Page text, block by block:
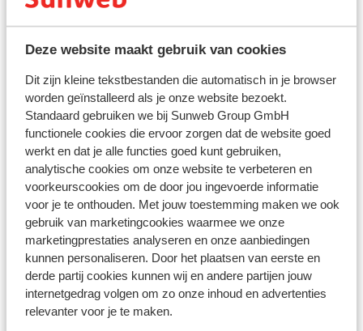
Deze website maakt gebruik van cookies
Dit zijn kleine tekstbestanden die automatisch in je browser
worden geïnstalleerd als je onze website bezoekt.
Standaard gebruiken we bij Sunweb Group GmbH
functionele cookies die ervoor zorgen dat de website goed
werkt en dat je alle functies goed kunt gebruiken,
analytische cookies om onze website te verbeteren en
voorkeurscookies om de door jou ingevoerde informatie
voor je te onthouden. Met jouw toestemming maken we ook
gebruik van marketingcookies waarmee we onze
marketingprestaties analyseren en onze aanbiedingen
kunnen personaliseren. Door het plaatsen van eerste en
derde partij cookies kunnen wij en andere partijen jouw
internetgedrag volgen om zo onze inhoud en advertenties
relevanter voor je te maken.
bankautomaat geld pint met een creditcard.
Voltage:
Het voltage is net als in Nederland 220 volt. Je hebt
geen verloopstekker nodig.
Reisdocumenten:
Voor Turkije dien je in het bezit te zijn van een paspoort
of identiteitsbewijs. Je paspoort of ID kaart moet nog
minstens 150 dagen geldig zijn als je in Turkije aankomt.
Heb je niet de Nederlandse nationaliteit, dan is het
belangrijk om na te vragen of er andere regels van
toepassing zijn. Dit vraag je na bij de ambassade van
het land waar je heen wilt en de landen waar je doorheen
reist.
Het reizen met de juiste documenten is jouw eigen